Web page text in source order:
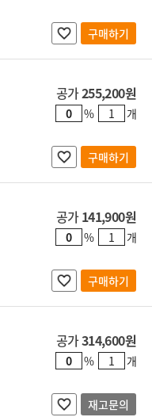
구매하기
공가255,200원
% 개
구매하기
공가141,900원
% 개
구매하기
공가314,600원
% 개
재고문의